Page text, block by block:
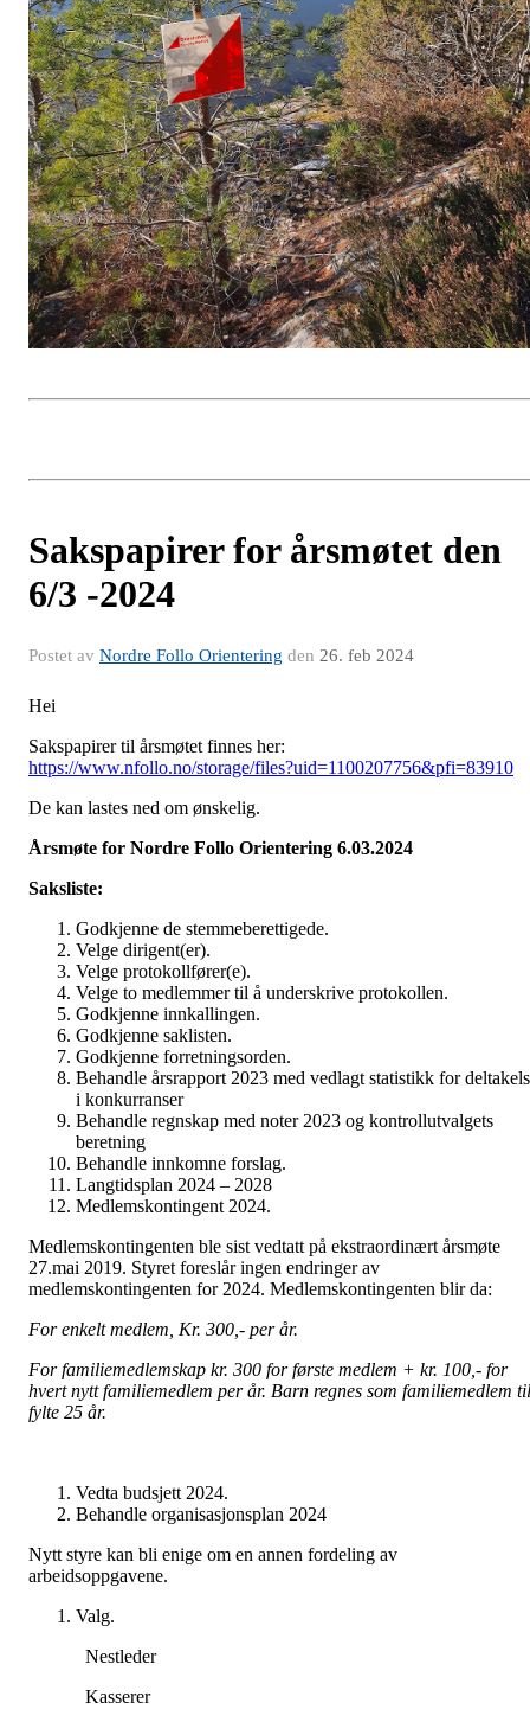
Sakspapirer for årsmøtet den
6/3 -2024
Postet av Nordre Follo Orientering den 26. feb 2024
Hei
Sakspapirer til årsmøtet finnes her:
https://www.nfollo.no/storage/files?uid=1100207756&pfi=83910
De kan lastes ned om ønskelig.
Årsmøte for Nordre Follo Orientering 6.03.2024
Saksliste:
Godkjenne de stemmeberettigede.
Velge dirigent(er).
Velge protokollfører(e).
Velge to medlemmer til å underskrive protokollen.
Godkjenne innkallingen.
Godkjenne saklisten.
Godkjenne forretningsorden.
Behandle årsrapport 2023 med vedlagt statistikk for
i konkurranser
Behandle regnskap med noter 2023 og kontrollutvalgets
beretning
Behandle innkomne forslag.
Langtidsplan 2024 – 2028
Medlemskontingent 2024.
Medlemskontingenten ble sist vedtatt på ekstraordinært årsmøte
27.mai 2019. Styret foreslår ingen endringer av
medlemskontingenten for 2024. Medlemskontingenten blir da:
For enkelt medlem, Kr. 300,- per år.
For familiemedlemskap kr. 300 for første medlem + kr. 100,- for
hvert nytt familiemedlem per år. Barn regnes som familiemedlem til
fylte 25 år.
Vedta budsjett 2024.
Behandle organisasjonsplan 2024
Nytt styre kan bli enige om en annen fordeling av
arbeidsoppgavene.
Valg.
Nestleder
Kasserer